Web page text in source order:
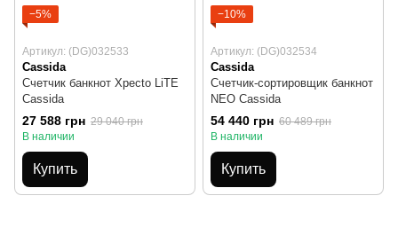
−5%
Артикул: (DG)032533
Cassida
Счетчик банкнот Xpecto LiTE
Cassida
27 588 грн 29 040 грн
В наличии
Купить
−10%
Артикул: (DG)032534
Cassida
Счетчик-сортировщик банкнот
NEO Cassida
54 440 грн 60 489 грн
В наличии
Купить